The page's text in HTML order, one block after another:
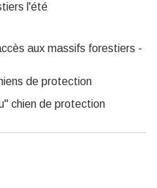
l'été
aux massifs forestiers -
de protection
chien de protection